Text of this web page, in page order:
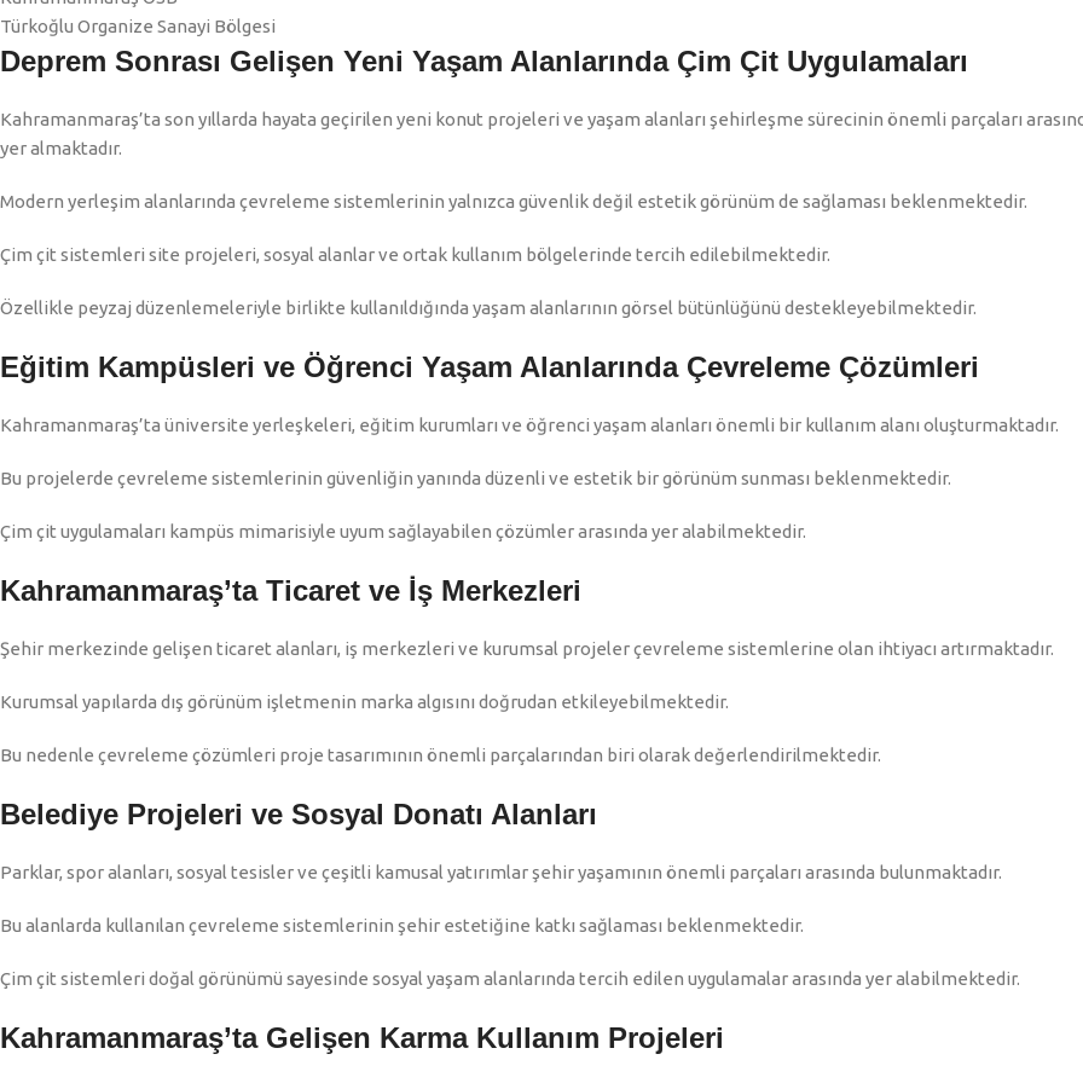
Türkoğlu Organize Sanayi Bölgesi
Deprem Sonrası Gelişen Yeni Yaşam Alanlarında Çim Çit Uygulamaları
Kahramanmaraş’ta son yıllarda hayata geçirilen yeni konut projeleri ve yaşam alanları şehirleşme sürecinin önemli parçaları
yer almaktadır.
Modern yerleşim alanlarında çevreleme sistemlerinin yalnızca güvenlik değil estetik görünüm de sağlaması beklenmektedir.
Çim çit sistemleri site projeleri, sosyal alanlar ve ortak kullanım bölgelerinde tercih edilebilmektedir.
Özellikle peyzaj düzenlemeleriyle birlikte kullanıldığında yaşam alanlarının görsel bütünlüğünü destekleyebilmektedir.
Eğitim Kampüsleri ve Öğrenci Yaşam Alanlarında Çevreleme Çözümleri
Kahramanmaraş’ta üniversite yerleşkeleri, eğitim kurumları ve öğrenci yaşam alanları önemli bir kullanım alanı oluşturmaktadır.
Bu projelerde çevreleme sistemlerinin güvenliğin yanında düzenli ve estetik bir görünüm sunması beklenmektedir.
Çim çit uygulamaları kampüs mimarisiyle uyum sağlayabilen çözümler arasında yer alabilmektedir.
Kahramanmaraş’ta Ticaret ve İş Merkezleri
Şehir merkezinde gelişen ticaret alanları, iş merkezleri ve kurumsal projeler çevreleme sistemlerine olan ihtiyacı artırmaktadır.
Kurumsal yapılarda dış görünüm işletmenin marka algısını doğrudan etkileyebilmektedir.
Bu nedenle çevreleme çözümleri proje tasarımının önemli parçalarından biri olarak değerlendirilmektedir.
Belediye Projeleri ve Sosyal Donatı Alanları
Parklar, spor alanları, sosyal tesisler ve çeşitli kamusal yatırımlar şehir yaşamının önemli parçaları arasında bulunmaktadır.
Bu alanlarda kullanılan çevreleme sistemlerinin şehir estetiğine katkı sağlaması beklenmektedir.
Çim çit sistemleri doğal görünümü sayesinde sosyal yaşam alanlarında tercih edilen uygulamalar arasında yer alabilmektedir.
Kahramanmaraş’ta Gelişen Karma Kullanım Projeleri